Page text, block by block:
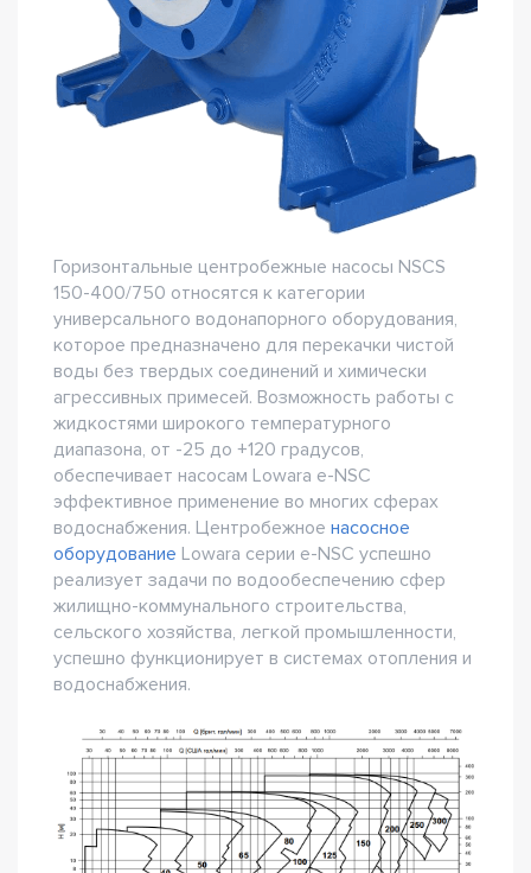
Горизонтальные центробежные насосы NSCS
150-400/750 относятся к категории
универсального водонапорного оборудования,
которое предназначено для перекачки чистой
воды без твердых соединений и химически
агрессивных примесей. Возможность работы с
жидкостями широкого температурного
диапазона, от -25 до +120 градусов,
обеспечивает насосам Lowara e-NSC
эффективное применение во многих сферах
водоснабжения. Центробежное насосное
оборудование Lowara серии e-NSC успешно
реализует задачи по водообеспечению сфер
жилищно-коммунального строительства,
сельского хозяйства, легкой промышленности,
успешно функционирует в системах отопления и
водоснабжения.